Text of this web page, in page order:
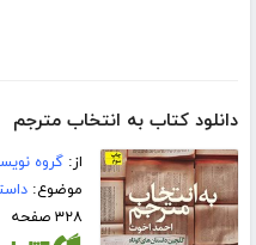
دانلود کتاب به انتخاب مترجم
از:گروه
موضوع:
۳۲۸ صفحه